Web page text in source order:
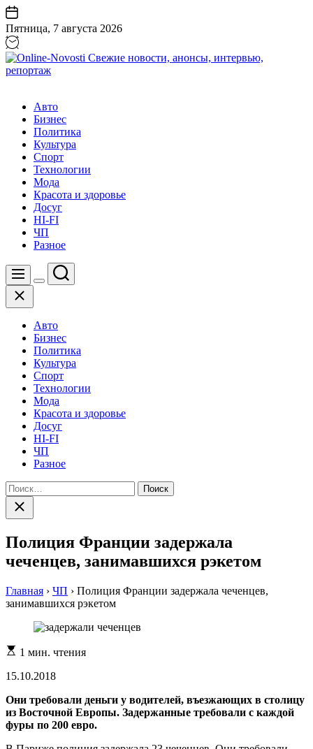
Перейти
к
содержанию
Пятница, 7 августа 2026
Свежие
новости,
анонсы,
интервью,
репортаж
Авто
Бизнес
Политика
Культура
Спорт
Технологии
Мода
Красота и здоровье
Досуг
HI-FI
ЧП
Разное
Меню
Цвет
Поиск
Закрыть
Авто
Бизнес
Политика
Культура
Спорт
Технологии
Мода
Красота и здоровье
Досуг
HI-FI
ЧП
Разное
Найти:
Закрыть
поиск
Полиция Франции задержала
чеченцев, занимавшихся рэкетом
Главная › ЧП › Полиция Франции задержала чеченцев,
занимавшихся рэкетом
Расчетное
чтения
1 мин. чтения
15.10.2018
Они требовали деньги у водителей, въезжающих в столицу
из Восточной Европы. Задержанные требовали с каждой
фуры по 200 евро.